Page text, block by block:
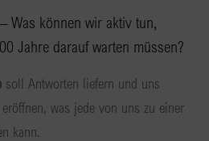
– Was können wir aktiv tun,
Jahre darauf warten müssen?
soll Antworten liefern und uns
was jede von uns zu einer
kann.